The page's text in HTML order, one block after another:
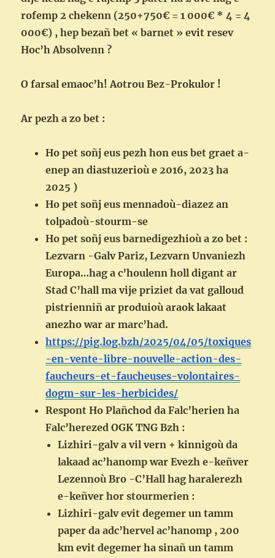
rofemp 2 chekenn (250+750€ = 1 000€ * 4 = 4
000€) , hep bezañ bet « barnet » evit resev
Hoc’h Absolvenn ?
O farsal emaoc’h! Aotrou Bez-Prokulor !
Ar pezh a zo bet :
Ho pet soñj eus pezh hon eus bet graet a-
enep an diastuzerioù e 2016, 2023 ha
2025 )
Ho pet soñj eus mennadoù-diazez an
tolpadoù-stourm-se
Ho pet soñj eus barnedigezhioù a zo bet :
Lezvarn -Galv Pariz, Lezvarn Unvaniezh
Europa…hag a c’houlenn holl digant ar
Stad C’hall ma vije priziet da vat galloud
pistrienniñ ar produioù araok lakaat
anezho war ar marc’had.
https://pig.log.bzh/2025/04/05/toxiques
-en-vente-libre-nouvelle-action-des-
faucheurs-et-faucheuses-volontaires-
dogm-sur-les-herbicides/
Respont Ho Plañchod da Falc’herien ha
Falc’herezed OGK TNG Bzh :
Lizhiri-galv a vil vern + kinnigoù da
lakaad ac’hanomp war Evezh e-keñver
Lezennoù Bro -C’Hall hag haralerezh
e-keñver hor stourmerien :
Lizhiri-galv evit degemer un tamm
paper da adc’hervel ac’hanomp , 200
km evit degemer ha sinañ un tamm